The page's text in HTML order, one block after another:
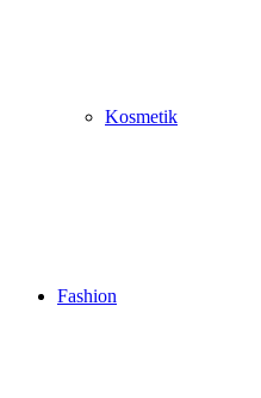
Kosmetik
Fashion